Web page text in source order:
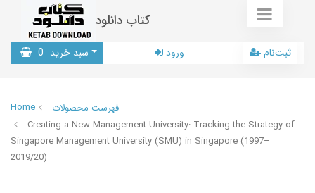
کتاب دانلود
سبد خرید 0 ورود ثبت‌نام
Home
فهرست محصولات
Creating a New Management University: Tracking the Strategy of
Singapore Management University (SMU) in Singapore (1997–
2019/20)